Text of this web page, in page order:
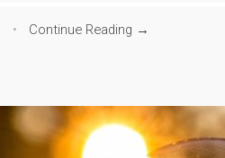
• Continue Reading →